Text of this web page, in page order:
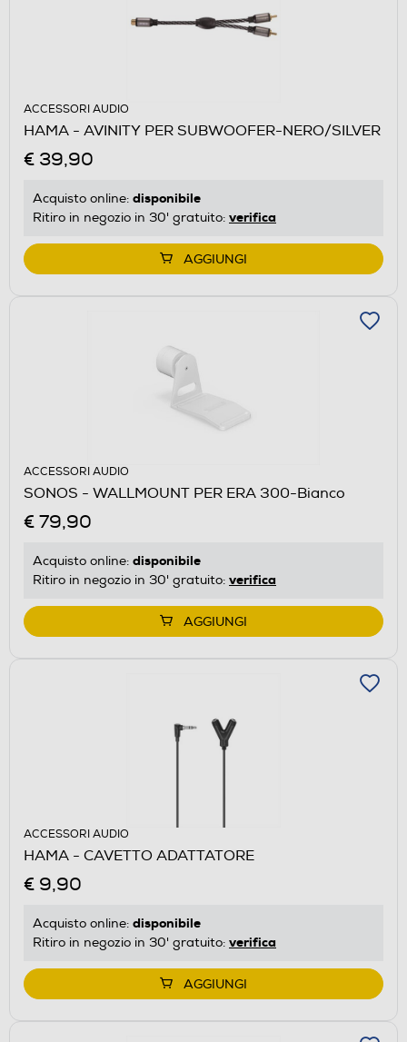
ACCESSORI AUDIO
HAMA - AVINITY PER SUBWOOFER-NERO/SILVER
€ 39,90
Acquisto online: disponibile
Ritiro in negozio in 30' gratuito: verifica
AGGIUNGI
ACCESSORI AUDIO
SONOS - WALLMOUNT PER ERA 300-Bianco
€ 79,90
Acquisto online: disponibile
Ritiro in negozio in 30' gratuito: verifica
AGGIUNGI
ACCESSORI AUDIO
HAMA - CAVETTO ADATTATORE
€ 9,90
Acquisto online: disponibile
Ritiro in negozio in 30' gratuito: verifica
AGGIUNGI